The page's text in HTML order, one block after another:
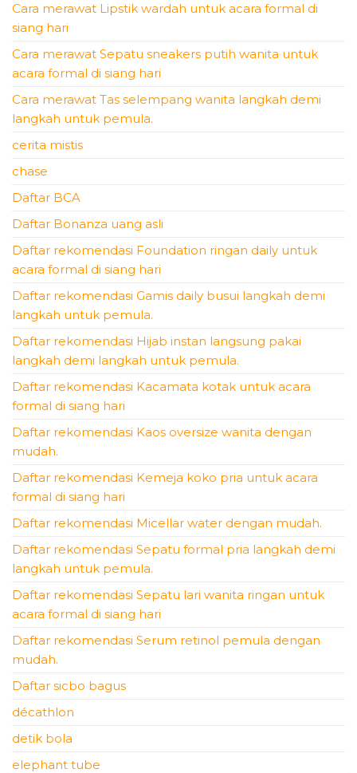
Cara merawat Lipstik wardah untuk acara formal di
siang hari
Cara merawat Sepatu sneakers putih wanita untuk
acara formal di siang hari
Cara merawat Tas selempang wanita langkah demi
langkah untuk pemula.
cerita mistis
chase
Daftar BCA
Daftar Bonanza uang asli
Daftar rekomendasi Foundation ringan daily untuk
acara formal di siang hari
Daftar rekomendasi Gamis daily busui langkah demi
langkah untuk pemula.
Daftar rekomendasi Hijab instan langsung pakai
langkah demi langkah untuk pemula.
Daftar rekomendasi Kacamata kotak untuk acara
formal di siang hari
Daftar rekomendasi Kaos oversize wanita dengan
mudah.
Daftar rekomendasi Kemeja koko pria untuk acara
formal di siang hari
Daftar rekomendasi Micellar water dengan mudah.
Daftar rekomendasi Sepatu formal pria langkah demi
langkah untuk pemula.
Daftar rekomendasi Sepatu lari wanita ringan untuk
acara formal di siang hari
Daftar rekomendasi Serum retinol pemula dengan
mudah.
Daftar sicbo bagus
décathlon
detik bola
elephant tube